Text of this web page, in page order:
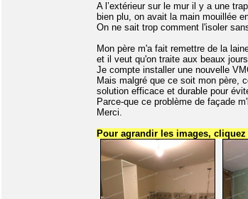
A l’extérieur sur le mur il y a une
bien plu, on avait la main mouillée
On ne sait trop comment l'isoler
Mon père m'a fait remettre de la
et il veut qu'on traite aux beaux
Je compte installer une nouvelle
Mais malgré que ce soit mon père,
solution efficace et durable pour
Parce-que ce problème de façade
Merci.
Pour agrandir les images, cliquez